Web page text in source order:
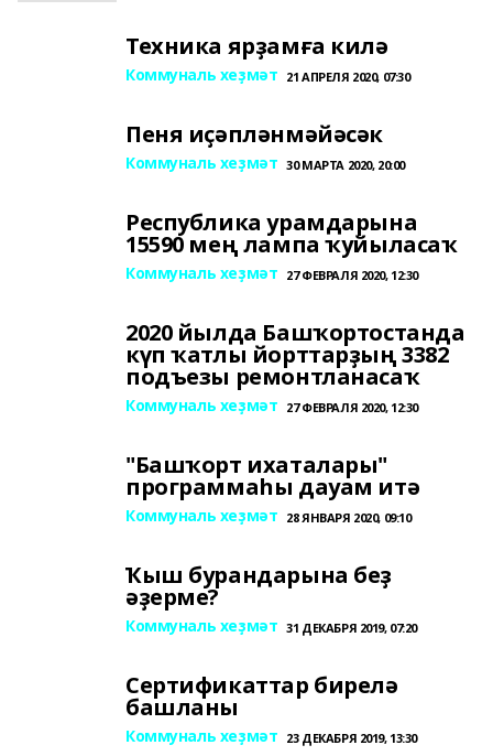
Техника ярҙамға килә
Коммуналь хеҙмәт 21 АПРЕЛЯ 2020, 07:30
Пеня иҫәпләнмәйәсәк
Коммуналь хеҙмәт 30 МАРТА 2020, 20:00
Республика урамдарына
15590 мең лампа ҡуйыласаҡ
Коммуналь хеҙмәт 27 ФЕВРАЛЯ 2020, 12:30
2020 йылда Башҡортостанда
күп ҡатлы йорттарҙың 3382
подъезы ремонтланасаҡ
Коммуналь хеҙмәт 27 ФЕВРАЛЯ 2020, 12:30
"Башҡорт ихаталары"
программаһы дауам итә
Коммуналь хеҙмәт 28 ЯНВАРЯ 2020, 09:10
Ҡыш бурандарына беҙ
әҙерме?
Коммуналь хеҙмәт 31 ДЕКАБРЯ 2019, 07:20
Сертификаттар бирелә
башланы
Коммуналь хеҙмәт 23 ДЕКАБРЯ 2019, 13:30